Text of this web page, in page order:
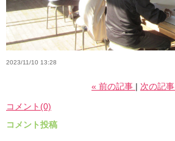
2023/11/10 13:28
« 前の記事 次の記事
コメント(0)
コメント投稿